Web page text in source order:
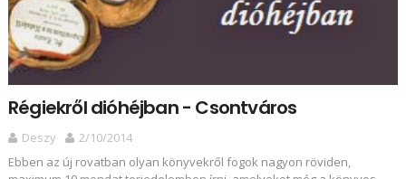
Régiekről dióhéjban - Csontváros
Deszy
2/10/2014
Ebben az új rovatban olyan könyvekről fogok nagyon röviden,